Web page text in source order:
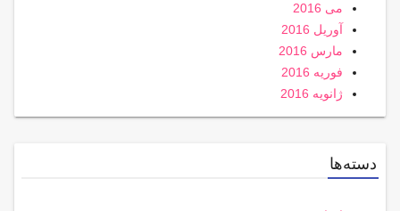
می 2016
آوریل 2016
مارس 2016
فوریه 2016
ژانویه 2016
دسته‌ها